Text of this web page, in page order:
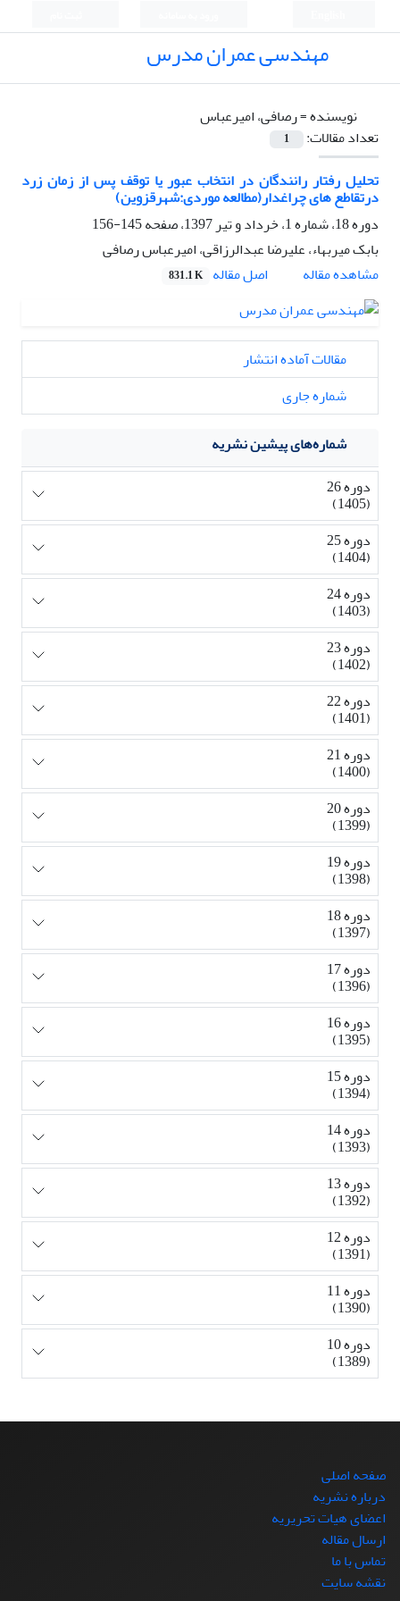
مهندسی عمران مدرس
نویسنده =رصافی، امیرعباس
تعداد مقالات:
1
تحلیل رفتار رانندگان در انتخاب عبور یا توقف پس از زمان زرد
درتقاطع های چراغدار(مطالعه موردی:شهرقزوین)
دوره 18، شماره 1، خرداد و تیر 1397، صفحه
145-156
بابک میربهاء، علیرضا عبدالرزاقی، امیرعباس رصافی
مشاهده مقاله
اصل مقاله 831.1 K
مقالات آماده انتشار
شماره جاری
شماره‌های پیشین نشریه
دوره 26
(1405)
دوره 25
(1404)
دوره 24
(1403)
دوره 23
(1402)
دوره 22
(1401)
دوره 21
(1400)
دوره 20
(1399)
دوره 19
(1398)
دوره 18
(1397)
دوره 17
(1396)
دوره 16
(1395)
دوره 15
(1394)
دوره 14
(1393)
دوره 13
(1392)
دوره 12
(1391)
دوره 11
(1390)
دوره 10
(1389)
صفحه اصلی
درباره نشریه
اعضای هیات تحریریه
ارسال مقاله
تماس با ما
نقشه سایت